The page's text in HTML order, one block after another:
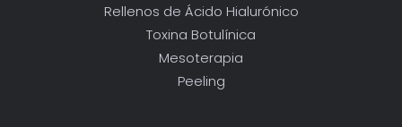
Rellenos de Ácido Hialurónico
Toxina Botulínica
Mesoterapia
Peeling